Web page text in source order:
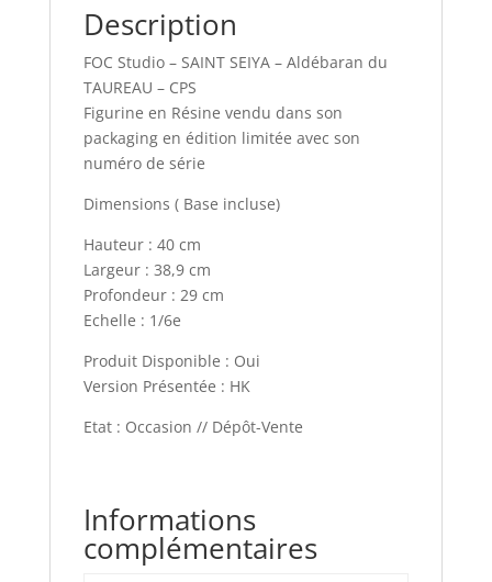
Description
FOC Studio – SAINT SEIYA – Aldébaran du
TAUREAU – CPS
Figurine en Résine vendu dans son
packaging en édition limitée avec son
numéro de série
Dimensions ( Base incluse)
Hauteur : 40 cm
Largeur : 38,9 cm
Profondeur : 29 cm
Echelle : 1/6e
Produit Disponible : Oui
Version Présentée : HK
Etat : Occasion // Dépôt-Vente
Informations
complémentaires